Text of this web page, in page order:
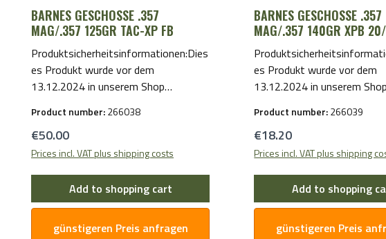
BARNES GESCHOSSE .357
MAG/.357 125GR TAC-XP FB
Produktsicherheitsinformationen:Dies
es Produkt wurde vor dem
13.12.2024 in unserem Shop
Sicherheitsinformationen wenden Sie
sich bitte per E-Mail an uns.
Product number:266038
Regular price:
€50.00
Prices incl. VAT plus shipping costs
Add to shopping cart
günstigeren Preis anfragen
BARNES GESCHOSSE .357
MAG/.357 140GR XPB
es Produkt wurde vor dem
13.12.2024 in unserem
Sicherheitsinformationen
sich bitte per E-Mail an uns.
Product number:266039
Regular price:
€18.20
Prices incl. VAT plus shipping
Add to shopping
günstigeren Preis